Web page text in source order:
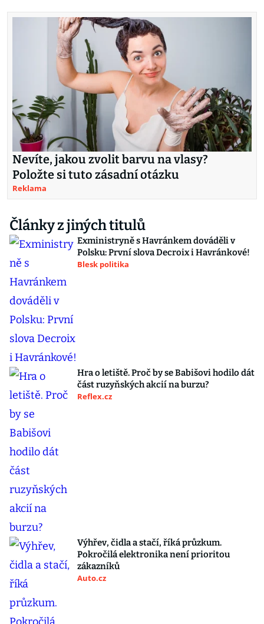
Nevíte, jakou zvolit barvu na vlasy?
Položte si tuto zásadní otázku
Reklama
Články z jiných titulů
Exministryně s Havránkem dováděli v
Polsku: První slova Decroix i Havránkové!
Blesk politika
Hra o letiště. Proč by se Babišovi hodilo dát
část ruzyňských akcií na burzu?
Reflex.cz
Výhřev, čidla a stačí, říká průzkum.
Pokročilá elektronika není prioritou
zákazníků
Auto.cz